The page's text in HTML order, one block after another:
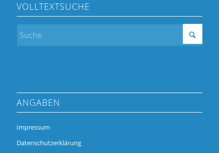
VOLLTEXTSUCHE
ANGABEN
Impressum
Datenschutzerklärung